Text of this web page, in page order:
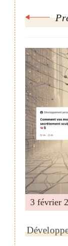
3 février